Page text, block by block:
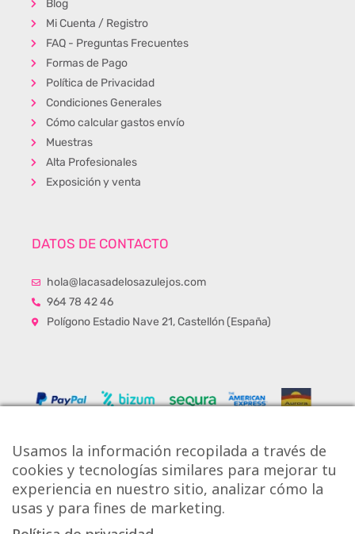
Blog
Mi Cuenta / Registro
FAQ - Preguntas Frecuentes
Formas de Pago
Política de Privacidad
Condiciones Generales
Cómo calcular gastos envío
Muestras
Alta Profesionales
Exposición y venta
DATOS DE CONTACTO
hola@lacasadelosazulejos.com
964 78 42 46
Polígono Estadio Nave 21, Castellón (España)
Usamos la información recopilada a través de
cookies y tecnologías similares para mejorar tu
experiencia en nuestro sitio, analizar cómo la
usas y para fines de marketing.